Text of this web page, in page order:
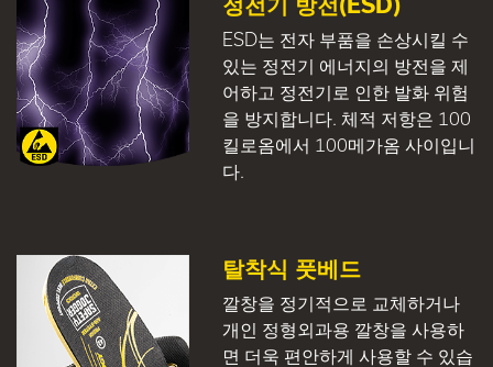
ESD는 전자 부품을 손상시킬 수
있는 정전기 에너지의 방전을 제
어하고 정전기로 인한 발화 위험
을 방지합니다. 체적 저항은 100
킬로옴에서 100메가옴 사이입니
다.
탈착식 풋베드
깔창을 정기적으로 교체하거나
개인 정형외과용 깔창을 사용하
면 더욱 편안하게 사용할 수 있습